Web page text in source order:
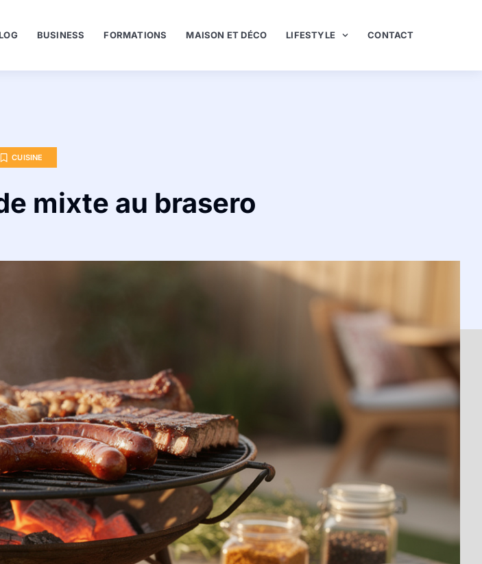
BUSINESS FORMATIONS MAISON ET DÉCO LIFESTYLE CONTACT
CUISINE
mixte au brasero